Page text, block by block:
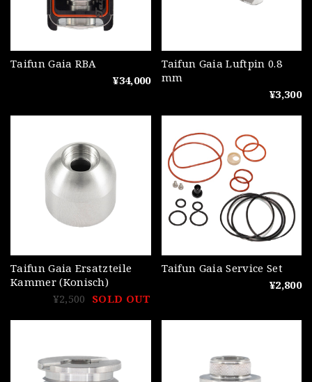
Taifun Gaia RBA
¥34,000
Taifun Gaia Luftpin 0.8
mm
¥3,300
Taifun Gaia Ersatzteile
Kammer (Konisch)
¥2,500 SOLD OUT
Taifun Gaia Service Set
¥2,800